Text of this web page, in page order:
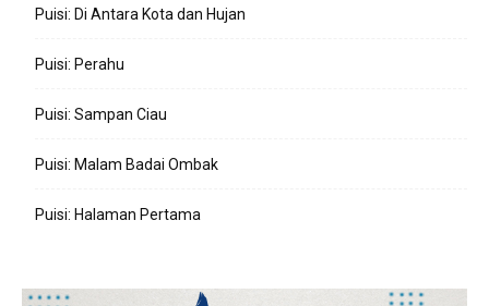
Puisi: Di Antara Kota dan Hujan
Puisi: Perahu
Puisi: Sampan Ciau
Puisi: Malam Badai Ombak
Puisi: Halaman Pertama